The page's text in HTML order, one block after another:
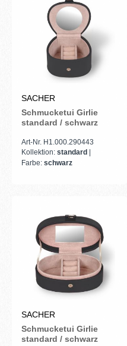
SACHER
Schmucketui Girlie
standard / schwarz
Art-Nr. H1.000.290443
Kollektion: standard
Farbe: schwarz
SACHER
Schmucketui Girlie
standard / schwarz